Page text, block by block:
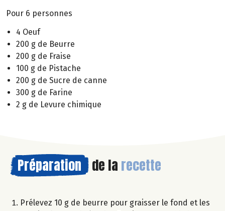
Pour 6 personnes
4 Oeuf
200 g de Beurre
200 g de Fraise
100 g de Pistache
200 g de Sucre de canne
300 g de Farine
2 g de Levure chimique
Préparation de la recette
Prélevez 10 g de beurre pour graisser le fond et les